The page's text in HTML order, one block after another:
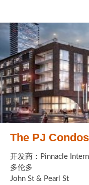
The PJ Condos
开发商：Pinnacle
多伦多
John St & Pearl St